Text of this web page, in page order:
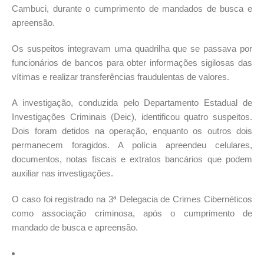
Cambuci, durante o cumprimento de mandados de busca e
apreensão.
Os suspeitos integravam uma quadrilha que se passava por
funcionários de bancos para obter informações sigilosas das
vítimas e realizar transferências fraudulentas de valores.
A investigação, conduzida pelo Departamento Estadual de
Investigações Criminais (Deic), identificou quatro suspeitos.
Dois foram detidos na operação, enquanto os outros dois
permanecem foragidos. A polícia apreendeu celulares,
documentos, notas fiscais e extratos bancários que podem
auxiliar nas investigações.
O caso foi registrado na 3ª Delegacia de Crimes Cibernéticos
como associação criminosa, após o cumprimento de
mandado de busca e apreensão.